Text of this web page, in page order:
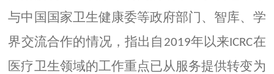
与中国国家卫生健康委等政府部门、智库、学
界交流合作的情况，指出自 2019年以来ICRC在
医疗卫生领域的工作重点已从服务提供转变为